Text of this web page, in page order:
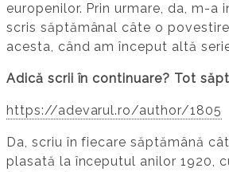
europenilor. Prin urmare, da, m-a
scris săptămânal câte o
acesta, când am început altă
Adică scrii în continuare? Tot
https://adevarul.ro/author/1805
Da, scriu în fiecare săptămână
plasată la începutul anilor 1920,